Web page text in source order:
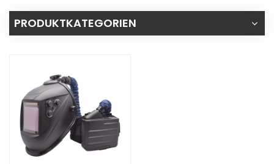
PRODUKTKATEGORIEN